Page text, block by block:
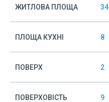
ЖИТЛОВА ПЛОЩА 34
ПЛОЩА КУХНІ 8
ПОВЕРХ 2
ПОВЕРХОВІСТЬ 9